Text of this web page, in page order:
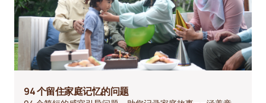
94 个留住家庭记忆的问题